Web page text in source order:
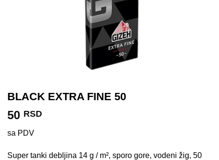
BLACK EXTRA FINE 50
50 RSD
sa PDV
Super tanki debljina 14 g / m², sporo gore, vodeni žig, 50